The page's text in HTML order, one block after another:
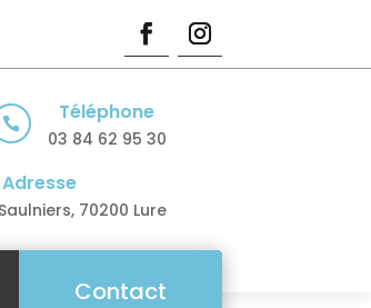
 Téléphone
03 84 62 95 30
Adresse
70200 Lure
Contact